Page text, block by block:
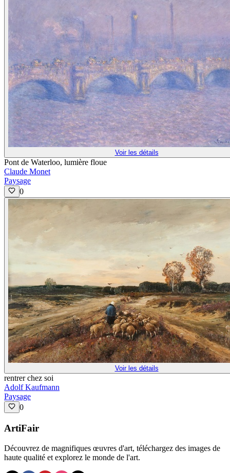
Voir les détails
Pont de Waterloo, lumière floue
Claude Monet
Paysage
0
Voir les détails
rentrer chez soi
Adolf Kaufmann
Paysage
0
ArtiFair
Découvrez de magnifiques œuvres d'art, téléchargez des images de
haute qualité et explorez le monde de l'art.